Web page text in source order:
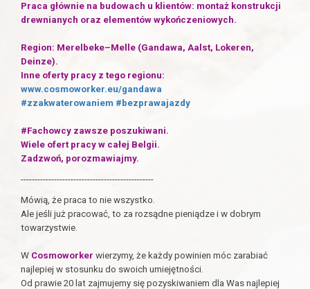
Praca głównie na budowach u klientów: montaż konstrukcji
drewnianych oraz elementów wykończeniowych.
Region: Merelbeke–Melle (Gandawa, Aalst, Lokeren,
Deinze).
Inne oferty pracy z tego regionu:
www.cosmoworker.eu/gandawa
#zzakwaterowaniem #bezprawajazdy
#Fachowcy zawsze poszukiwani.
Wiele ofert pracy w całej Belgii.
Zadzwoń, porozmawiajmy.
------------------------------------------------
Mówią, że praca to nie wszystko.
Ale jeśli już pracować, to za rozsądne pieniądze i w dobrym
towarzystwie.
W Cosmoworker wierzymy, że każdy powinien móc zarabiać
najlepiej w stosunku do swoich umiejętności.
Od prawie 20 lat zajmujemy się pozyskiwaniem dla Was najlepiej